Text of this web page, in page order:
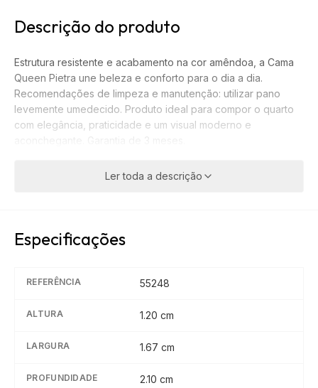
Descrição do produto
Estrutura resistente e acabamento na cor amêndoa, a Cama
Queen Pietra une beleza e conforto para o dia a dia.
Recomendações de limpeza e manutenção: utilizar pano
levemente umedecido. Produto ideal para compor o quarto
com elegância, praticidade e um visual moderno e
Ler toda a descrição
Especificações
REFERÊNCIA 55248
ALTURA 1.20 cm
LARGURA 1.67 cm
PROFUNDIDADE 2.10 cm